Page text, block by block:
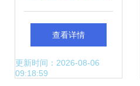
企业咨询管理公司
Logo设计的关键策
查看详情
更新时间：2026-08-06
09:18:59